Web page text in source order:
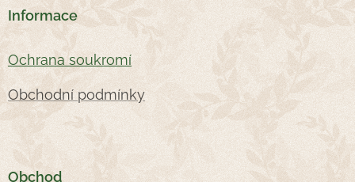
Informace
Ochrana soukromí
Obchodní podmínky
Obchod